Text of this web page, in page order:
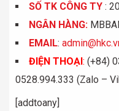
SỐ TK CÔNG TY :
NGÂN HÀNG:
EMAIL:
ĐIỆN THOẠI: (+84)
0528.994.333 (Zalo –
[addtoany]